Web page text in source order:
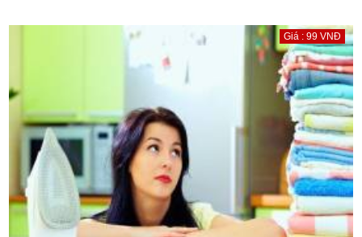
Giá : 99 VNĐ